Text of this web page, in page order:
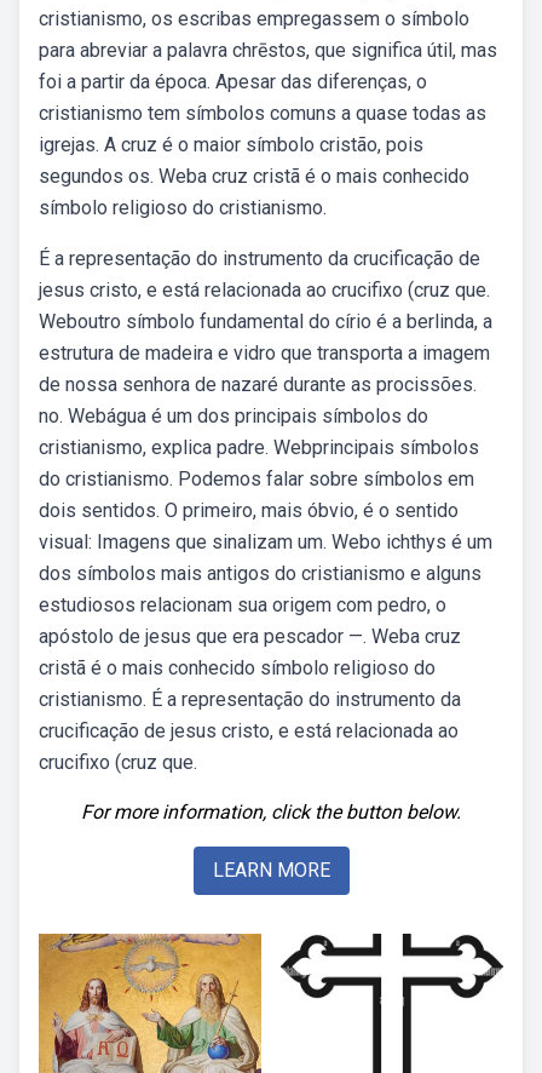
cristianismo, os escribas empregassem o símbolo
para abreviar a palavra chrēstos, que significa útil, mas
foi a partir da época. Apesar das diferenças, o
cristianismo tem símbolos comuns a quase todas as
igrejas. A cruz é o maior símbolo cristão, pois
segundos os. Weba cruz cristã é o mais conhecido
símbolo religioso do cristianismo.
É a representação do instrumento da crucificação de
jesus cristo, e está relacionada ao crucifixo (cruz que.
Weboutro símbolo fundamental do círio é a berlinda, a
estrutura de madeira e vidro que transporta a imagem
de nossa senhora de nazaré durante as procissões.
no. Webágua é um dos principais símbolos do
cristianismo, explica padre. Webprincipais símbolos
do cristianismo. Podemos falar sobre símbolos em
dois sentidos. O primeiro, mais óbvio, é o sentido
visual: Imagens que sinalizam um. Webo ichthys é um
dos símbolos mais antigos do cristianismo e alguns
estudiosos relacionam sua origem com pedro, o
apóstolo de jesus que era pescador —. Weba cruz
cristã é o mais conhecido símbolo religioso do
cristianismo. É a representação do instrumento da
crucificação de jesus cristo, e está relacionada ao
crucifixo (cruz que.
For more information, click the button below.
LEARN MORE